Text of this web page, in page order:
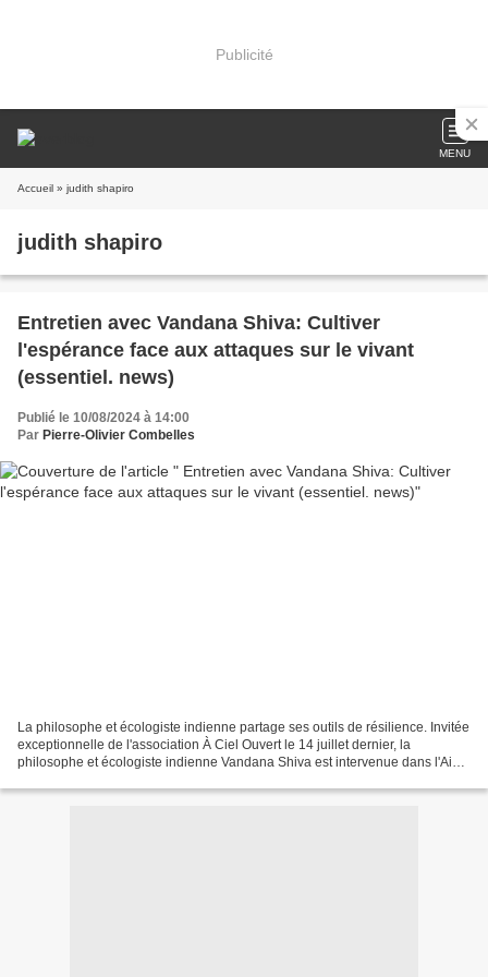
Publicité
MENU
Accueil » judith shapiro
judith shapiro
Entretien avec Vandana Shiva: Cultiver
l'espérance face aux attaques sur le vivant
(essentiel. news)
Publié le 10/08/2024 à 14:00
Par Pierre-Olivier Combelles
La philosophe et écologiste indienne partage ses outils de résilience. Invitée
exceptionnelle de l'association À Ciel Ouvert le 14 juillet dernier, la
philosophe et écologiste indienne Vandana Shiva est intervenue dans l'Ain